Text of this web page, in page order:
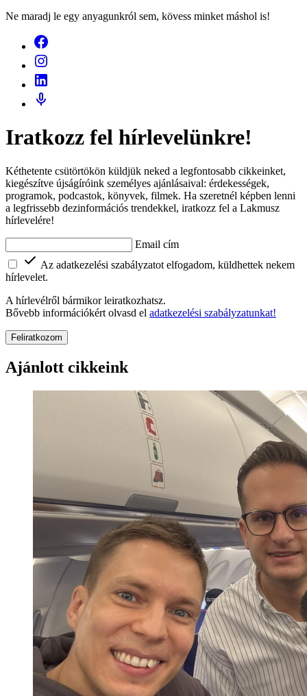
Ne maradj le egy anyagunkról sem, kövess minket máshol is!
Iratkozz fel hírlevelünkre!
Kéthetente csütörtökön küldjük neked a legfontosabb cikkeinket,
kiegészítve újságíróink személyes ajánlásaival: érdekességek,
programok, podcastok, könyvek, filmek. Ha szeretnél képben lenni
a legfrissebb dezinformációs trendekkel, iratkozz fel a Lakmusz
hírlevelére!
Email cím
Az adatkezelési szabályzatot elfogadom, küldhettek nekem
hírlevelet.
A hírlevélről bármikor leiratkozhatsz.
Bővebb információkért olvasd el adatkezelési szabályzatunkat!
Feliratkozom
Ajánlott cikkeink